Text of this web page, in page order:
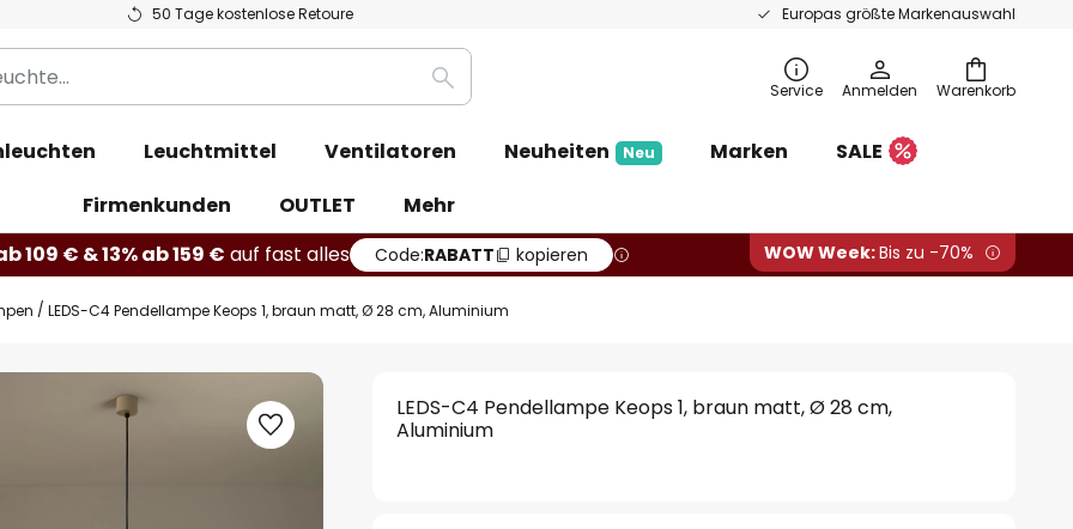
50 Tage kostenlose Retoure Europas größte Markenauswahl
Warenkorb
Suche Service Anmelden
Leuchtmittel Ventilatoren Neuheiten Neu Marken
SALE
Firmenkunden
OUTLET
Mehr
109 € & 13% ab 159 € auf fast alles Code:RABATT kopieren WOW Week:Bis zu -70%
LEDS-C4 Pendellampe Keops 1, braun matt, Ø 28 cm, Aluminium
LEDS-C4 Pendellampe Keops 1, braun matt, Ø 28 cm,
Aluminium